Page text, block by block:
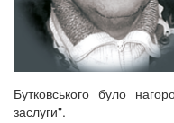
Бутковського було
заслуги".